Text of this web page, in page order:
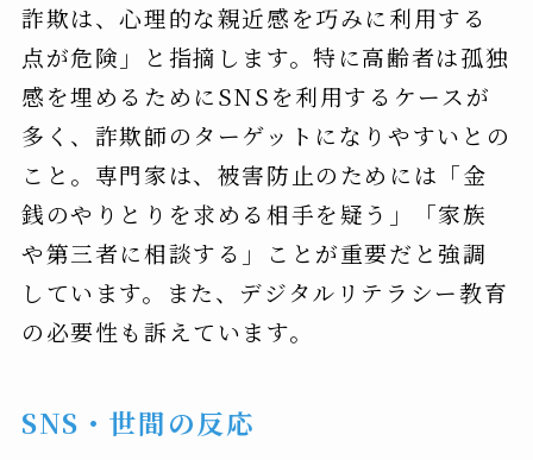
詐欺は、心理的な親近感を巧みに利用する
点が危険」と指摘します。特に高齢者は孤独
感を埋めるためにSNSを利用するケースが
多く、詐欺師のターゲットになりやすいとの
こと。専門家は、被害防止のためには「金
銭のやりとりを求める相手を疑う」「家族
や第三者に相談する」ことが重要だと強調
しています。また、デジタルリテラシー教育
の必要性も訴えています。
SNS・世間の反応